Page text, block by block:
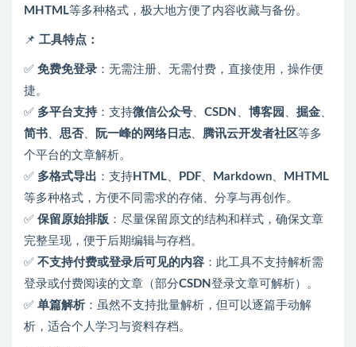
MHTML等多种格式，极大地方便了内容收藏与备份。
📌 工具特点：
✅ 免费免登录 ：无需注册、无需付费，直接使用，操作便
捷。
✅ 多平台支持：支持微信公众号、 CSDN 、 博客园 、 掘金、
简书、 思否、 阮一峰的网络日志、 腾讯云开发者社区等多
个平台的文章解析。
✅ 多格式导出 ：支持 HTML、 PDF、 Markdown、
MHTML
等多种格式，方便不同需求的存储、分享与再创作。
✅ 保留原始排版 ：尽量保留原文的结构和样式，确保文章
完整呈现，便于后期编辑与存档。
✅ 不支持付费或登录后可见的内容 ：此工具不支持解析需
登录或付费阅读的文章（部分CSDN 登录文章可解析）。
✅ 单篇解析 ：虽然不支持批量解析，但可以逐篇手动解
析，适合个人学习与资料存档。